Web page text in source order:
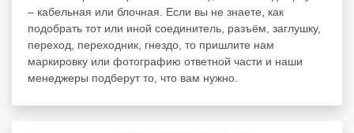
– кабельная или блочная. Если вы не знаете, как
подобрать тот или иной соединитель, разъём, заглушку,
переход, переходник, гнездо, то пришлите нам
маркировку или фотографию ответной части и наши
менеджеры подберут то, что вам нужно.